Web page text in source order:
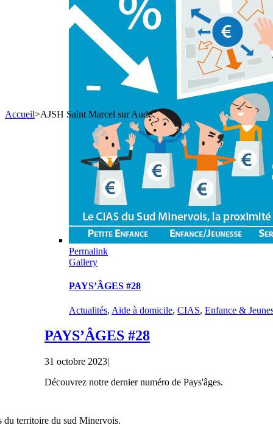
Permalink
Gallery
PAYS’ÂGES #28
Actualités, Aide à domicile, CIAS, Enfance &
PAYS’ÂGES #28
31 octobre 2023|
Découvrez notre dernier numéro de Pays'âges.
Accueil>AJSH Saint Marcel sur Aude
du territoire du sud Minervois.